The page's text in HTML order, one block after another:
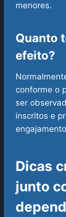
menores.
Quanto
efeito?
conforme o
ser
inscritos e
Dicas
junto